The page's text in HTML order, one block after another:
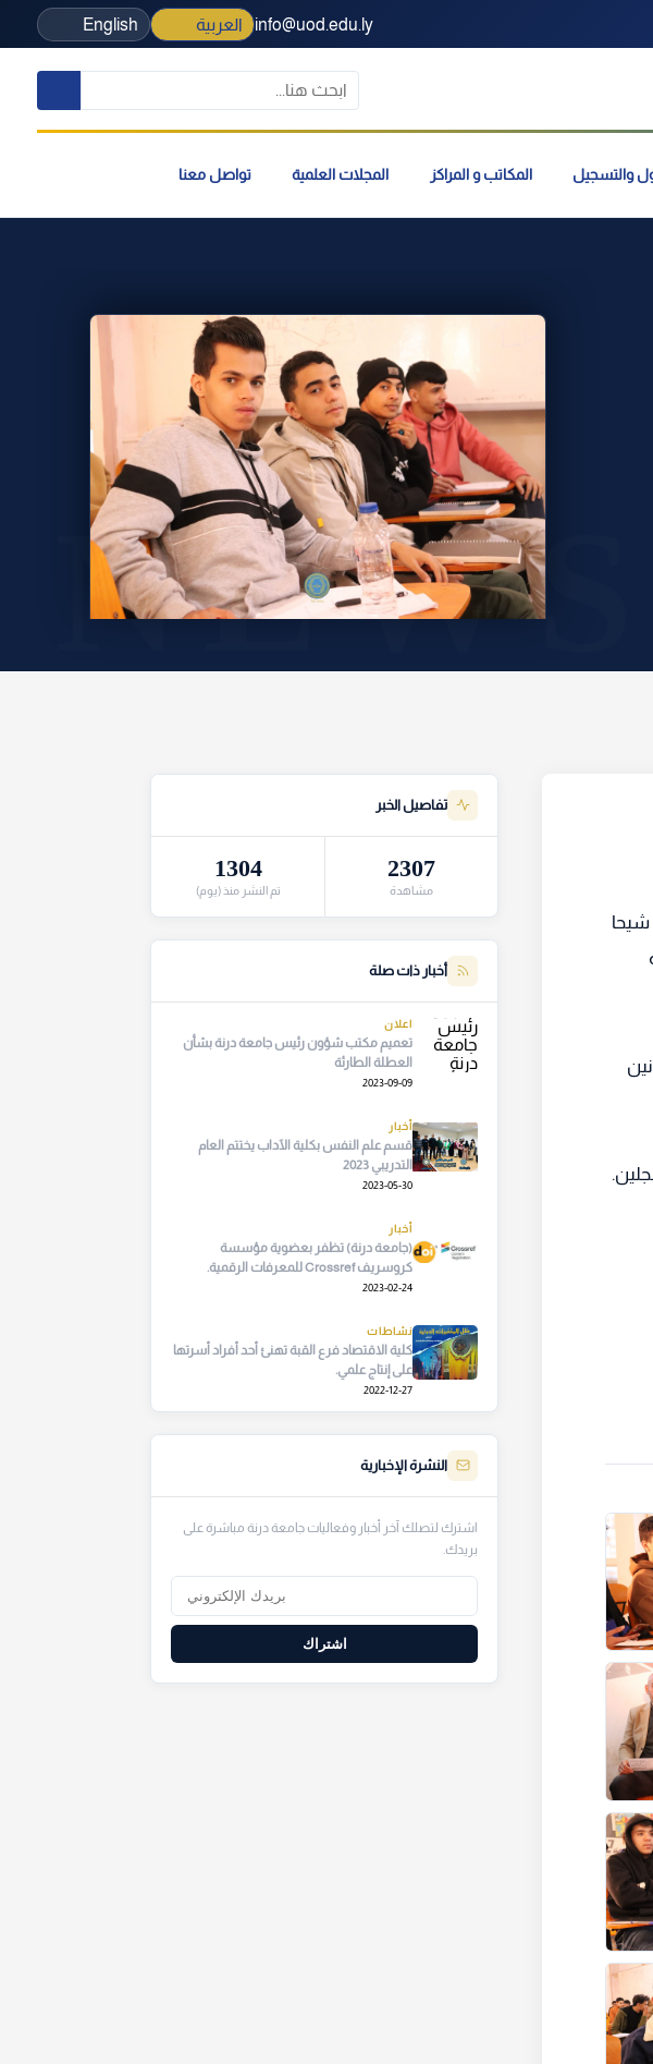
info@uod.edu.ly العربية English
والتسجيل المكاتب و المراكز المجلات العلمية تواصل معنا
شيحا
تفاصيل الخبر
2307
مشاهدة
1304
تم النشر منذ (يوم)
أخبار ذات صلة
اعلان
تعميم مكتب شؤون رئيس جامعة درنة بشأن
العطلة الطارئة
2023-09-09
أخبار
قسم علم النفس بكلية الآداب يختتم العام
التدريبي 2023
2023-05-30
أخبار
(جامعة درنة) تظفر بعضوية مؤسسة
كروسريف Crossref للمعرفات الرقمية.
2023-02-24
نشاطات
كلية الاقتصاد فرع القبة تهنئ أحد أفراد أسرتها
على إنتاج علمي.
2022-12-27
النشرة الإخبارية
اشترك لتصلك آخر أخبار وفعاليات جامعة درنة مباشرة على
بريدك.
اشتراك